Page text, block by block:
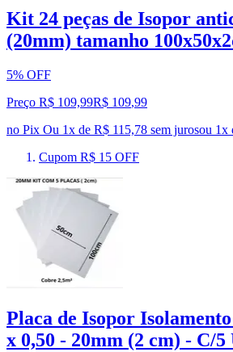
Kit 24 peças de Isopor
(20mm) tamanho
5% OFF
Preço R$ 109,99R$ 109,99
no Pix Ou 1x de R$ 115,78 sem jurosou 1x
Cupom R$ 15 OFF
Placa de Isopor
x 0,50 - 20mm (2 cm) - C/5